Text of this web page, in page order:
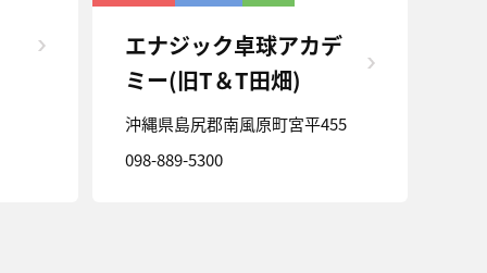
エナジック卓球アカデ
ミー(旧T＆T田畑)
沖縄県島尻郡南風原町宮平455
098-889-5300